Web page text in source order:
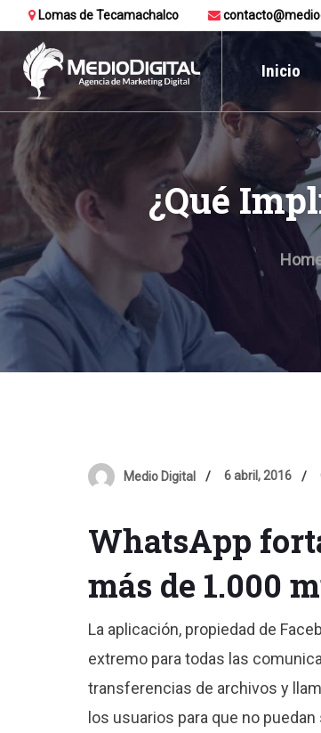
Lomas de Tecamachalco
Inicio
¿Qué
Medio Digital 6 abril, 2016
WhatsApp
más de 1.000
La aplicación, propiedad de
extremo para todas las
transferencias de archivos y
los usuarios para que no